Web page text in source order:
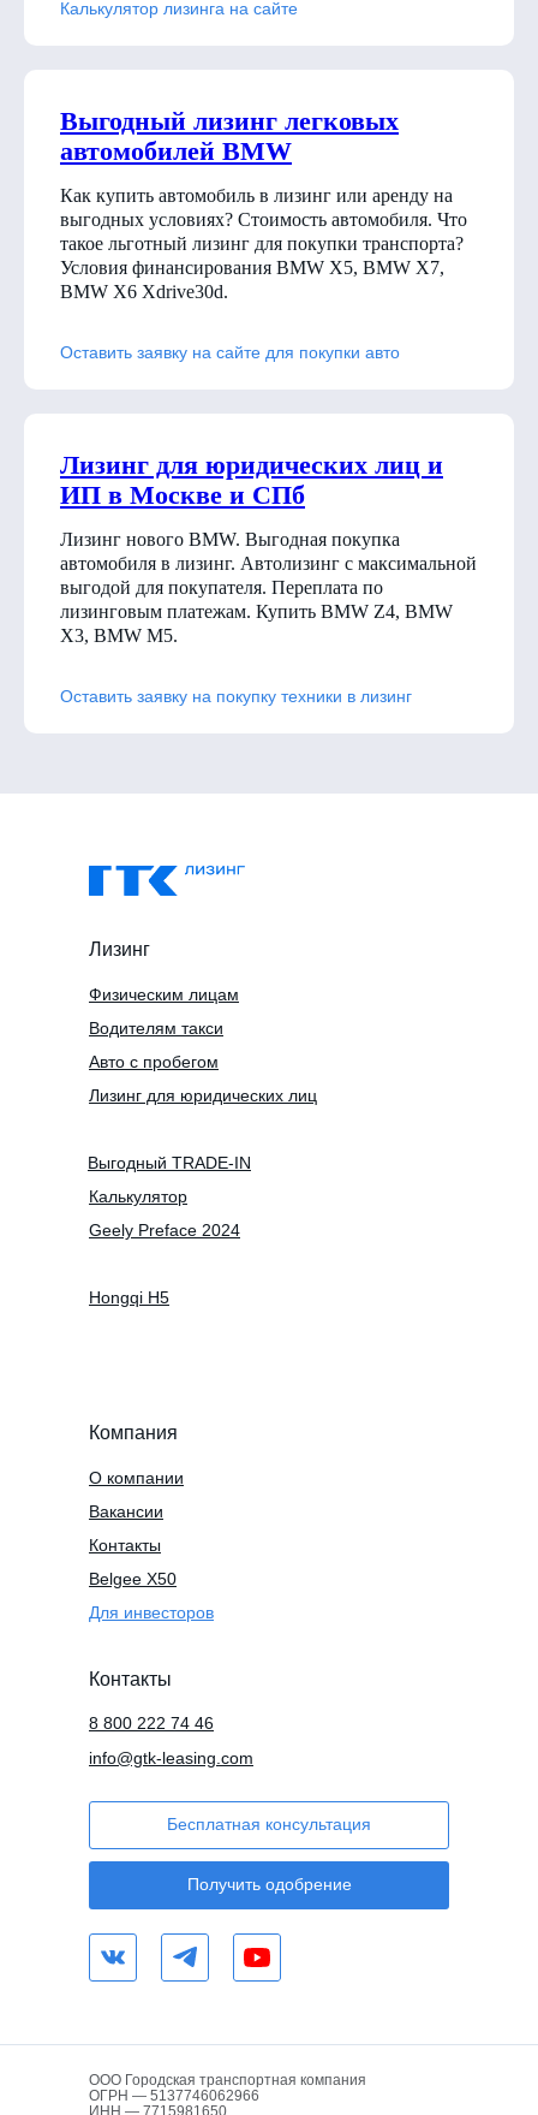
Калькулятор лизинга на сайте
Выгодный лизинг легковых
автомобилей BMW
Как купить автомобиль в лизинг или аренду на
выгодных условиях? Стоимость автомобиля. Что
такое льготный лизинг для покупки транспорта?
Условия финансирования BMW X5, BMW X7,
BMW X6 Xdrive30d.
Оставить заявку на сайте для покупки авто
Лизинг для юридических лиц и
ИП в Москве и СПб
Лизинг нового BMW. Выгодная покупка
автомобиля в лизинг. Автолизинг с максимальной
выгодой для покупателя. Переплата по
лизинговым платежам. Купить BMW Z4, BMW
X3, BMW M5.
Оставить заявку на покупку техники в лизинг
Компания
О компании
Вакансии
Контакты
Для инвесторов
Контакты
info@gtk-leasing.com
Бесплатная консультация
Лизинг
Водителям такси
Физическим лицам
Получить одобрение
Авто с пробегом
Belgee X50
Лизинг для юридических лиц
Калькулятор
Hongqi H5
8 800 222 74 46
Выгодный TRADE-IN
Geely Preface 2024
ООО Городская транспортная компания
ОГРН — 5137746062966
ИНН — 7715981650